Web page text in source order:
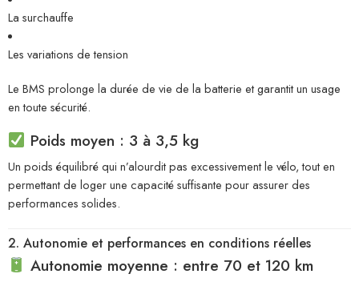
La surchauffe
Les variations de tension
Le BMS prolonge la durée de vie de la batterie et garantit un usage
en toute sécurité.
Poids moyen : 3 à 3,5 kg
Un poids équilibré qui n’alourdit pas excessivement le vélo, tout en
permettant de loger une capacité suffisante pour assurer des
performances solides.
2. Autonomie et performances en conditions réelles
Autonomie moyenne : entre 70 et 120 km